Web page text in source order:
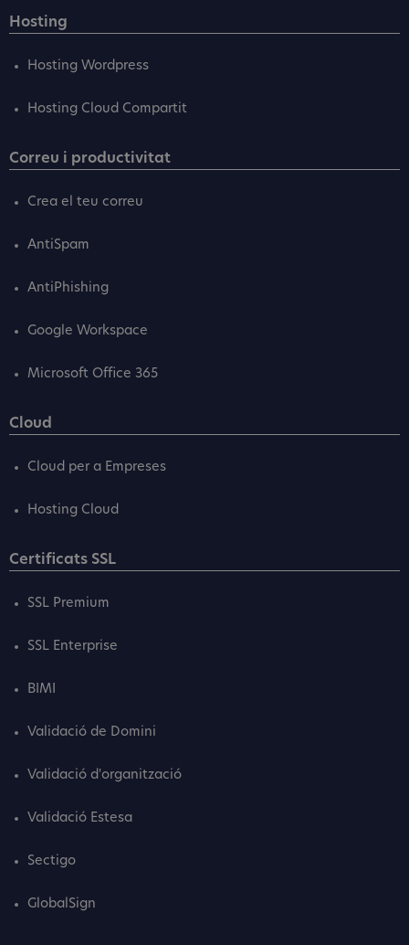
Hosting
Hosting Wordpress
Hosting Cloud Compartit
Correu i productivitat
Crea el teu correu
AntiSpam
AntiPhishing
Google Workspace
Microsoft Office 365
Cloud
Cloud per a Empreses
Hosting Cloud
Certificats SSL
SSL Premium
SSL Enterprise
BIMI
Validació de Domini
Validació d'organització
Validació Estesa
Sectigo
GlobalSign